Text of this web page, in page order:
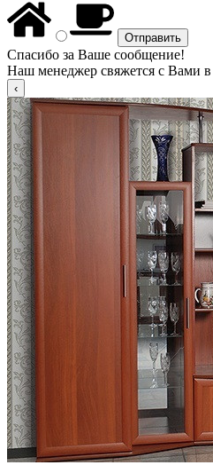
Спасибо за Ваше сообщение!
Наш менеджер свяжется с Вами